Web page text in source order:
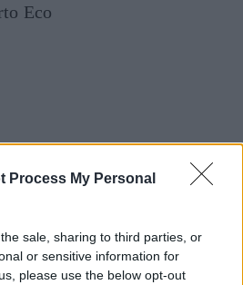
Process My Personal
sale, sharing to third parties, or
or sensitive information for
please use the below opt-out
Eco